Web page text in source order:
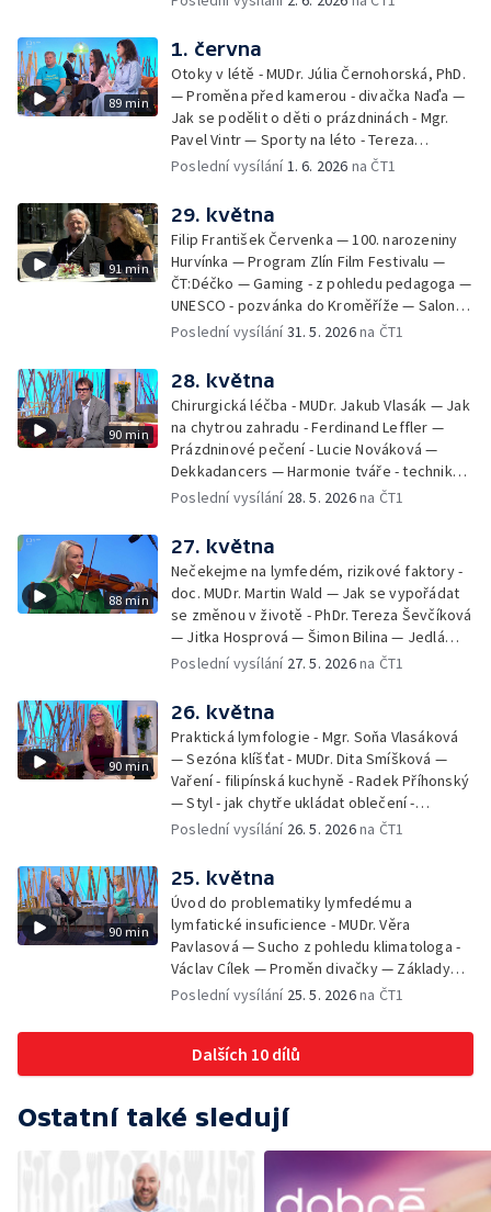
— Batohy do školy i na prázdniny - Mirka
Belhová — Pramen - Ivan Ostrochovský
89 min
1. června
Otoky v létě - MUDr. Júlia Černohorská, PhD.
— Proměna před kamerou - divačka Naďa —
Jak se podělit o děti o prázdninách - Mgr.
Pavel Vintr — Sporty na léto - Tereza
Michalová — Černé ovce — Změny v
v Českém ráji - Tomáš Jeřábek, Magdalena
Borová, Eva Váchová
Poslední vysílání1. 6. 2026 na ČT1
91 min
29. května
Filip František Červenka — 100. narozeniny
Hurvínka — Program Zlín Film Festivalu —
ČT:Déčko — Gaming - z pohledu pedagoga —
UNESCO - pozvánka do Kroměříže — Salon
filmových klapek
Poslední vysílání31. 5. 2026na ČT1
90 min
28. května
Chirurgická léčba - MUDr. Jakub Vlasák — Jak
na chytrou zahradu - Ferdinand Leffler —
Prázdninové pečení - Lucie Nováková —
Dekkadancers — Harmonie tváře - techniky
přírodního omlazení - Martina Kavecká —
Petr Bednařík — Počasí s Michalem Žákem
Poslední vysílání 28. 5. 2026na ČT1
88 min
27. května
Nečekejme na lymfedém, rizikové faktory -
doc. MUDr. Martin Wald — Jak se vypořádat
se změnou v životě - PhDr. Tereza Ševčíková
— Jitka Hosprová — Šimon Bilina — Jedlá
zahrada - Petra Matějková — Kulturní tipy
Poslední vysílání 27. 5. 2026na ČT1
90 min
26. května
Praktická lymfologie - Mgr. Soňa Vlasáková
— Sezóna klíšťat - MUDr. Dita Smíšková —
Vaření - filipínská kuchyně - Radek Příhonský
— Styl - jak chytře ukládat oblečení -
Veronika Slaninová — Běháme s dětmi - jak
Schneiderová — Colours of Ostrava - Filip
Košťálek a Jan Vojtko — Tajemství křišťálové
planety - Jan Maxián, Petr Horák a Adélka
Hesová — Český svaz ochránců přírody - Eva
Šrailová
Poslední vysílání 26. 5. 2026na ČT1
90 min
25. května
Úvod do problematiky lymfedému a
lymfatické insuficience - MUDr. Věra
Pavlasová — Sucho z pohledu klimatologa -
Václav Cílek — Proměn divačky — Základy
bezpečnosti dětí na inline bruslích - Petr
Zooterapie - praktické využití - Linda
Tinková — Pražské jaro - Klára Boudalová,
Marko Ivanović
Poslední vysílání 25. 5. 2026na ČT1
Dalších 10 dílů
Ostatní také sledují